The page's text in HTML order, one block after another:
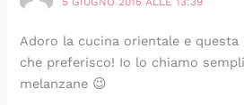
Adoro la cucina orientale e
che preferisco! Io lo chiamo
melanzane 😉